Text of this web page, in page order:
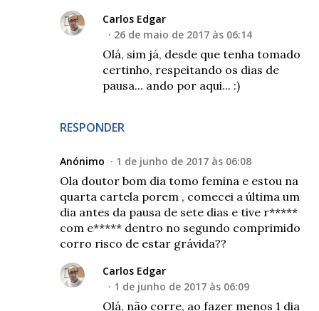
RESPONDER
Carlos Edgar
26 de maio de 2017 às 06:14
Olá, sim já, desde que tenha tomado
certinho, respeitando os dias de
pausa... ando por aqui... :)
Anónimo 1 de junho de 2017 às 06:08
Ola doutor bom dia tomo femina e estou na
quarta cartela porem , comecei a última um
dia antes da pausa de sete dias e tive r*****
com e***** dentro no segundo comprimido
corro risco de estar grávida??
Carlos Edgar
1 de junho de 2017 às 06:09
Olá, não corre, ao fazer menos 1 dia